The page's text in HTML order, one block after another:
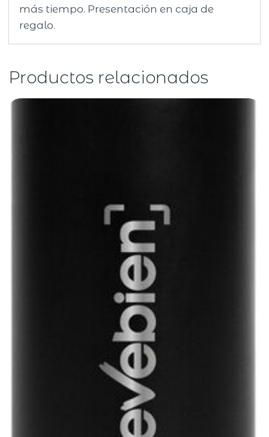
más tiempo. Presentación en caja de
regalo.
Productos relacionados